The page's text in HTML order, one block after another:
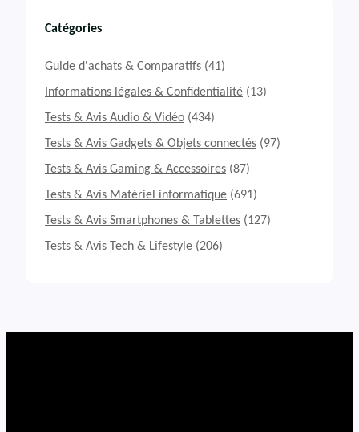
e
r
1
H
X
l
l
u
r
S
D
M
2
Catégories
Guide d'achats & Comparatifs (41)
Informations légales & Confidentialité (13)
Tests & Avis Audio & Vidéo (434)
Tests & Avis Gadgets & Objets connectés (97)
Tests & Avis Gaming & Accessoires (87)
Tests & Avis Matériel informatique (691)
Tests & Avis Smartphones & Tablettes (127)
Tests & Avis Tech & Lifestyle (206)